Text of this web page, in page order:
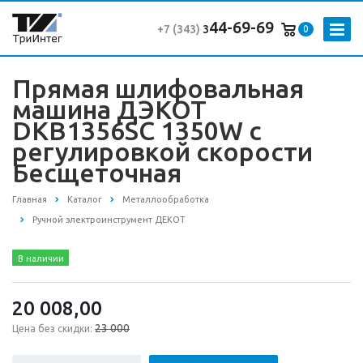
0
+7 (343) 344-69-69
Прямая шлифовальная
машина ДЭКОТ
DKB1356SC 1350W с
регулировкой скорости
Бесщеточная
Главная Каталог Металлообработка
Ручной электроинструмент ДЕКОТ
В наличии
20 008,00
Цена без скидки: 23 000